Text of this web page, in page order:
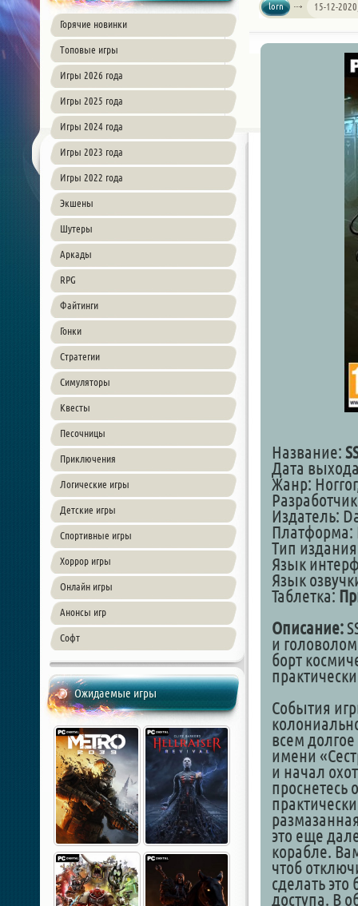
Горячие новинки
Топовые игры
Игры 2026 года
Игры 2025 года
Игры 2024 года
Игры 2023 года
Игры 2022 года
Экшены
Шутеры
Аркады
RPG
Файтинги
Гонки
Стратегии
Симуляторы
Квесты
Песочницы
Приключения
Логические игры
Детские игры
Спортивные игры
Хоррор игры
Онлайн игры
Анонсы игр
Софт
Ожидаемые игры
lorn 15-12-
Название:
Дата
Жанр:
Издатель:
Платформа:
Тип
Язык
Язык
Таблетка:
Описание:
и
борт
События
всем
имени
и начал
проснетесь
это еще
корабле.
чтоб
сделать
доступа. В